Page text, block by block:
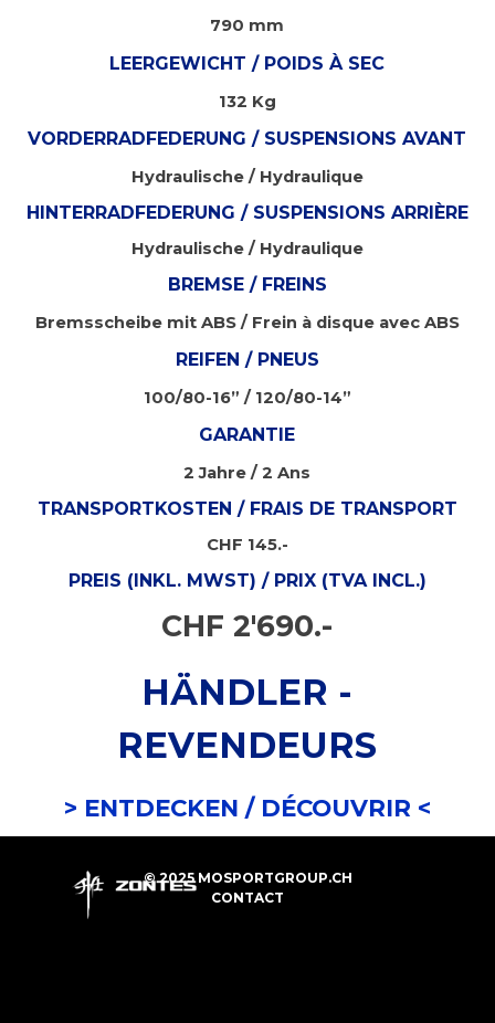
790 mm
LEERGEWICHT / POIDS À SEC
132 Kg
VORDERRADFEDERUNG / SUSPENSIONS AVANT
Hydraulische / Hydraulique
HINTERRADFEDERUNG / SUSPENSIONS ARRIÈRE
Hydraulische / Hydraulique
BREMSE / FREINS
Bremsscheibe mit ABS/ Frein à disque avec ABS
REIFEN / PNEUS
100/80-16” / 120/80-14”
GARANTIE
2 Jahre / 2 Ans
TRANSPORTKOSTEN / FRAIS DE TRANSPORT
CHF 145.-
PREIS (INKL. MWST) / PRIX (TVA INCL.)
CHF 2'690.-
HÄNDLER -
REVENDEURS
> ENTDECKEN / DÉCOUVRIR <
© 2025 MOSPORTGROUP.CH
CONTACT